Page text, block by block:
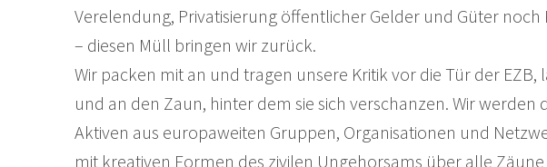
Verelendung, Privatisierung öffentlicher Gelder und Güter noch
– diesen Müll bringen wir zurück.
Wir packen mit an und tragen unsere Kritik vor die Tür der EZB,
und an den Zaun, hinter dem sie sich verschanzen. Wir werden
Aktiven aus europaweiten Gruppen, Organisationen und
mit kreativen Formen des zivilen Ungehorsams über alle